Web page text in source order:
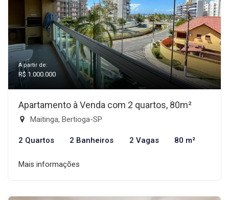
A partir de:
R$ 1.000.000
Apartamento à Venda com 2 quartos, 80m²
Maitinga, Bertioga-SP
2 Quartos 2 Banheiros 2 Vagas 80 m²
Mais informações